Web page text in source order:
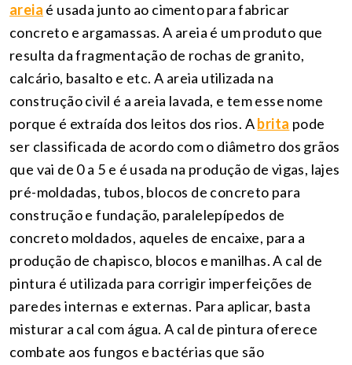
areia é usada junto ao cimento para fabricar
concreto e argamassas. A areia é um produto que
resulta da fragmentação de rochas de granito,
calcário, basalto e etc. A areia utilizada na
construção civil é a areia lavada, e tem esse nome
porque é extraída dos leitos dos rios. Abrita pode
ser classificada de acordo com o diâmetro dos grãos
que vai de 0 a 5 e é usada na produção de vigas, lajes
pré-moldadas, tubos, blocos de concreto para
construção e fundação, paralelepípedos de
concreto moldados, aqueles de encaixe, para a
produção de chapisco, blocos e manilhas. A cal de
pintura é utilizada para corrigir imperfeições de
paredes internas e externas. Para aplicar, basta
misturar a cal com água. A cal de pintura oferece
combate aos fungos e bactérias que são